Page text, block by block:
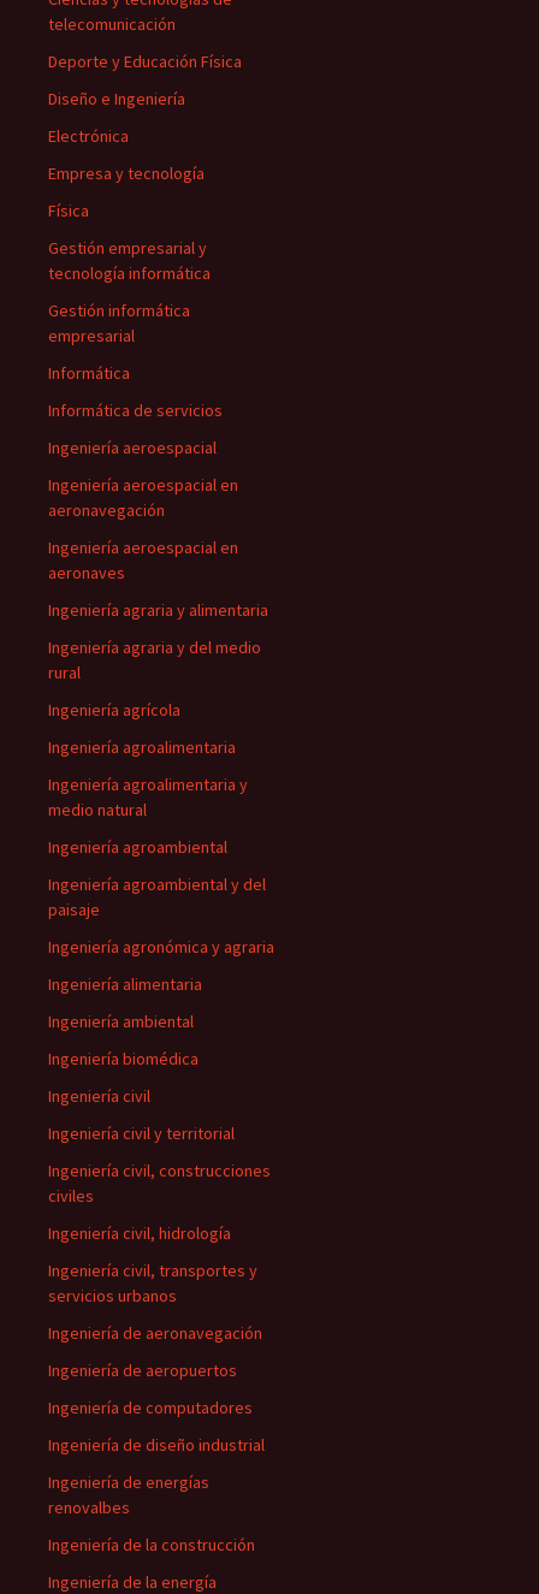
telecomunicación
Deporte y Educación Física
Diseño e Ingeniería
Electrónica
Empresa y tecnología
Física
Gestión empresarial y
tecnología informática
Gestión informática
empresarial
Informática
Informática de servicios
Ingeniería aeroespacial
Ingeniería aeroespacial en
aeronavegación
Ingeniería aeroespacial en
aeronaves
Ingeniería agraria y alimentaria
Ingeniería agraria y del medio
rural
Ingeniería agrícola
Ingeniería agroalimentaria
Ingeniería agroalimentaria y
medio natural
Ingeniería agroambiental
Ingeniería agroambiental y del
paisaje
Ingeniería agronómica y agraria
Ingeniería alimentaria
Ingeniería ambiental
Ingeniería biomédica
Ingeniería civil
Ingeniería civil y territorial
Ingeniería civil, construcciones
civiles
Ingeniería civil, hidrología
Ingeniería civil, transportes y
servicios urbanos
Ingeniería de aeronavegación
Ingeniería de aeropuertos
Ingeniería de computadores
Ingeniería de diseño industrial
Ingeniería de energías
renovalbes
Ingeniería de la construcción
Ingeniería de la energía